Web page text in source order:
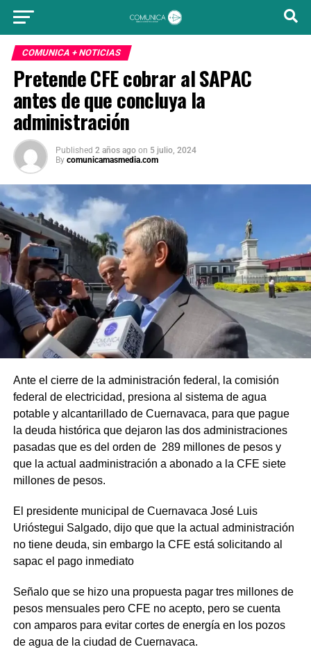
COMUNICA + NOTICIAS
Pretende CFE cobrar al SAPAC
antes de que concluya la
administración
Published 2 años ago on 5 julio, 2024
By comunicamasmedia.com
Ante el cierre de la administración federal, la comisión
federal de electricidad, presiona al sistema de agua
potable y alcantarillado de Cuernavaca, para que pague
la deuda histórica que dejaron las dos administraciones
pasadas que es del orden de 289 millones de pesos y
que la actual aadministración a abonado a la CFE siete
millones de pesos.
El presidente municipal de Cuernavaca José Luis
Urióstegui Salgado, dijo que que la actual administración
no tiene deuda, sin embargo la CFE está solicitando al
sapac el pago inmediato
Señalo que se hizo una propuesta pagar tres millones de
pesos mensuales pero CFE no acepto, pero se cuenta
con amparos para evitar cortes de energía en los pozos
de agua de la ciudad de Cuernavaca.